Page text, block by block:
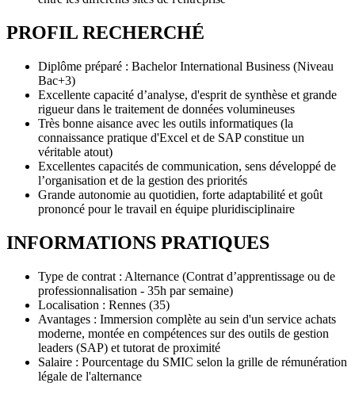
PROFIL RECHERCHÉ
Diplôme préparé : Bachelor International Business (Niveau
Bac+3)
Excellente capacité d’analyse, d'esprit de synthèse et grande
rigueur dans le traitement de données volumineuses
Très bonne aisance avec les outils informatiques (la
connaissance pratique d'Excel et de SAP constitue un
véritable atout)
Excellentes capacités de communication, sens développé de
l’organisation et de la gestion des priorités
Grande autonomie au quotidien, forte adaptabilité et goût
prononcé pour le travail en équipe pluridisciplinaire
INFORMATIONS PRATIQUES
Type de contrat : Alternance (Contrat d’apprentissage ou de
professionnalisation - 35h par semaine)
Localisation : Rennes (35)
Avantages : Immersion complète au sein d'un service achats
moderne, montée en compétences sur des outils de gestion
leaders (SAP) et tutorat de proximité
Salaire : Pourcentage du SMIC selon la grille de rémunération
légale de l'alternance